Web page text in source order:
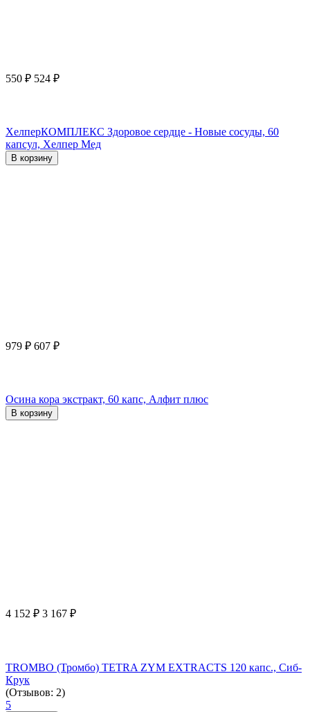
550 ₽ 524 ₽
ХелперКОМПЛЕКС Здоровое сердце - Новые сосуды, 60
капсул, Хелпер Мед
В корзину
979 ₽ 607 ₽
Осина кора экстракт, 60 капс, Алфит плюс
В корзину
4 152 ₽ 3 167 ₽
TROMBO (Тромбо) TETRA ZYM EXTRACTS 120 капс., Сиб-
Крук
(Отзывов: 2)
5